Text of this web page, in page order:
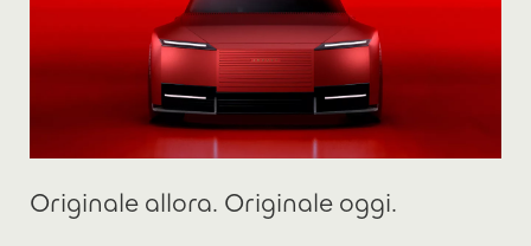
Originale allora. Originale oggi.